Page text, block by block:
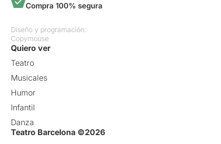
Compra 100% segura
Diseño y programación:
Copymouse
Quiero ver
Teatro
Musicales
Humor
Infantil
Danza
Teatro Barcelona ©2026